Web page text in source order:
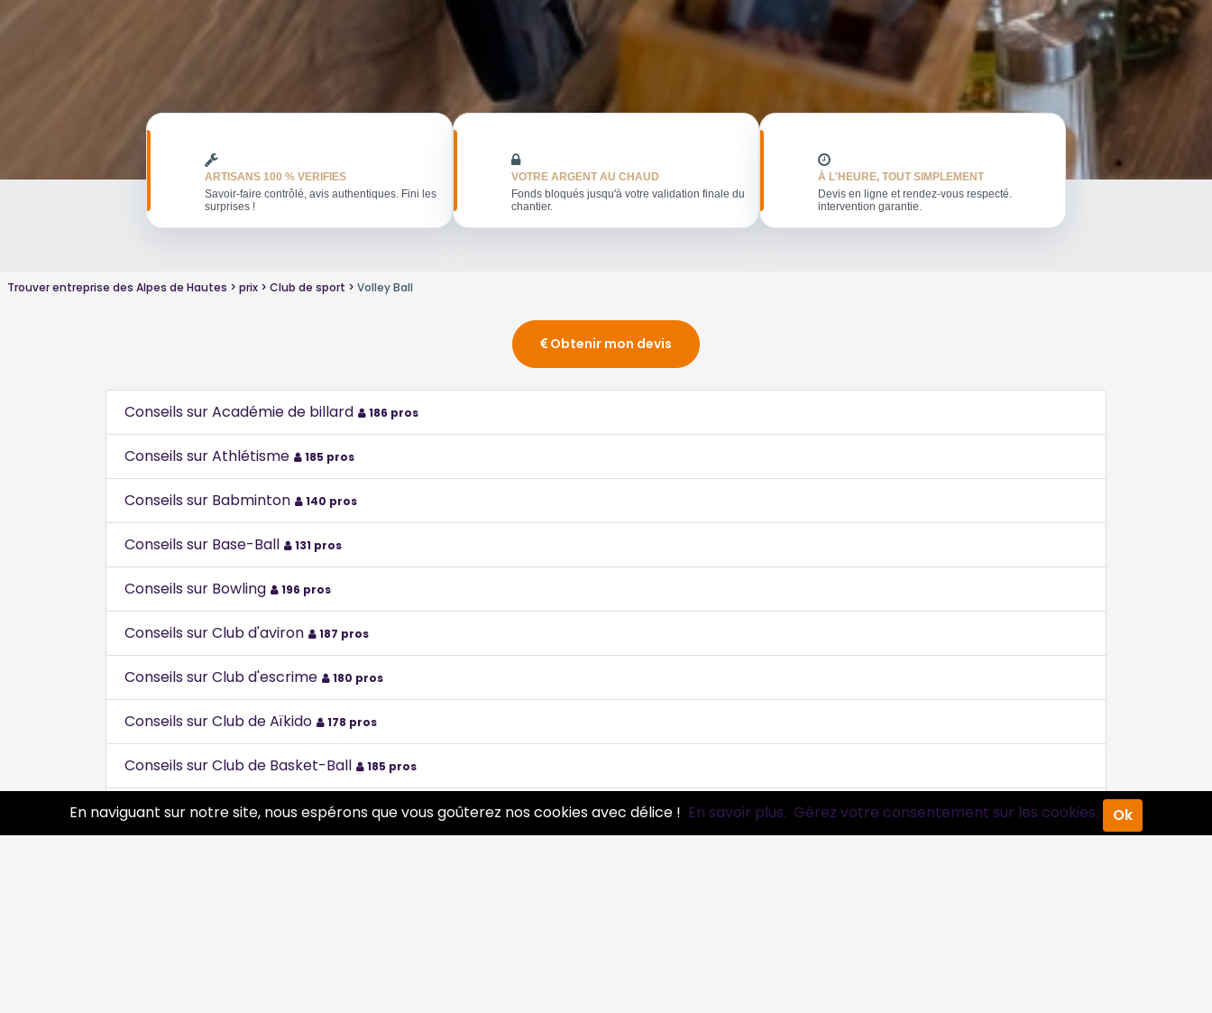
ARTISANS 100 % VERIFIES
Savoir-faire contrôlé, avis authentiques. Fini les
surprises !
VOTRE ARGENT AU CHAUD
Fonds bloqués jusqu'à votre validation finale du
chantier.
À L'HEURE, TOUT SIMPLEMENT
Devis en ligne et rendez-vous respecté.
intervention garantie.
Trouver entreprise des Alpes de Hautes prix Club de sport Volley Ball
Obtenir mon devis
Conseils sur Académie de billard 186 pros
Conseils sur Athlétisme 185 pros
Conseils sur Babminton 140 pros
Conseils sur Base-Ball 131 pros
Conseils sur Bowling 196 pros
Conseils sur Club d'aviron 187 pros
Conseils sur Club d'escrime 180 pros
Conseils sur Club de Aïkido 178 pros
Conseils sur Club de Basket-Ball 185 pros
Conseils sur Club de boxe 201 pros
En naviguant sur notre site, nous espérons que vous goûterez nos cookies avec délice ! En savoir plus. Gérez votre consentement sur les cookies. Ok